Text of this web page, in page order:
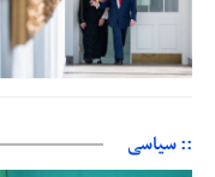
:: سیاسی